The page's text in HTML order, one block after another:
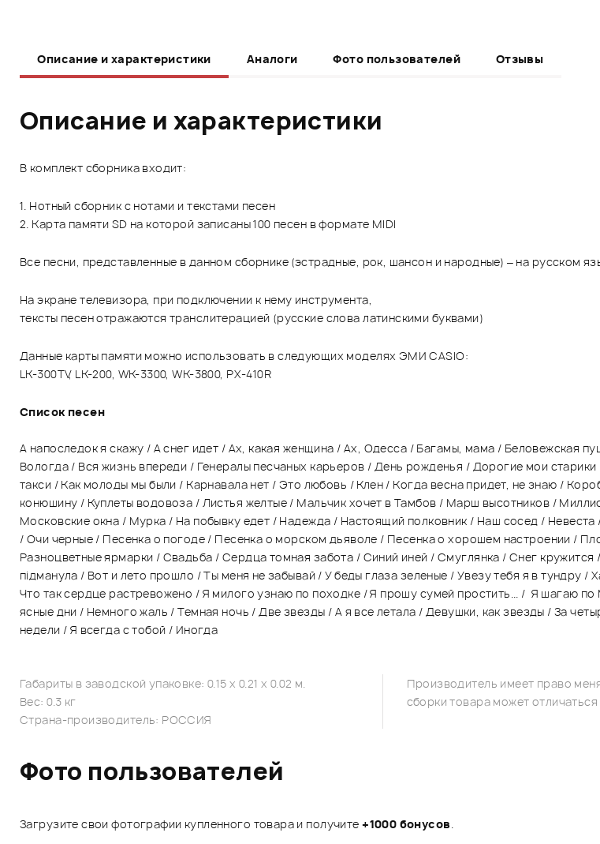
Описание и характеристики Аналоги Фото пользователей Отзывы
Описание и характеристики
В комплект сборника входит:
1. Нотный сборник с нотами и текстами песен
2. Карта памяти SD на которой записаны 100 песен в формате MIDI
Все песни, представленные в данном сборнике (эстрадные, рок, шансон и народные) – на русском
На экране телевизора, при подключении к нему инструмента,
тексты песен отражаются транслитерацией (русские слова латинскими буквами)
Данные карты памяти можно использовать в следующих моделях ЭМИ CASIO:
LK-300TV, LK-200, WK-3300, WK-3800, PX-410R
Список песен
А напоследок я скажу / А снег идет / Ах, какая женщина / Ах, Одесса / Багамы, мама / Беловежская
Вологда / Вся жизнь впереди / Генералы песчаных карьеров / День рожденья / Дорогие мои
такси / Как молоды мы были / Карнавала нет / Это любовь / Клен / Когда весна придет, не знаю /
конюшину / Куплеты водовоза / Листья желтые / Мальчик хочет в Тамбов / Марш высотников /
Московские окна / Мурка / На побывку едет / Надежда / Настоящий полковник / Наш сосед /
/ Очи черные / Песенка о погоде / Песенка о морском дьяволе / Песенка о хорошем настроении /
Разноцветные ярмарки / Свадьба / Сердца томная забота / Синий иней / Смуглянка / Снег
пiдманула / Вот и лето прошло / Ты меня не забывай / У беды глаза зеленые / Увезу тебя я в тундру
Что так сердце растревожено / Я милого узнаю по походке / Я прошу сумей простить... / Я шагаю
ясные дни / Немного жаль / Темная ночь / Две звезды / А я все летала / Девушки, как звезды / За
недели / Я всегда с тобой / Иногда
Габариты в заводской упаковке: 0.15 x 0.21 x 0.02 м.
Вес: 0.3 кг
Страна-производитель: РОССИЯ
Производитель имеет право
сборки товара может отличаться
Фото пользователей
Загрузите свои фотографии купленного товара и получите+1000 бонусов.